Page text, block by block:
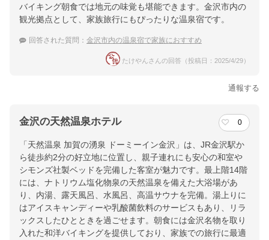
バイキング朝食では地元の味覚も堪能できます。金沢市内の
観光拠点として、家族旅行にもぴったりな温泉宿です。
回答された質問： 金沢市内の温泉宿で家族におすすめ
たけやんさんの回答（投稿日：2025/4/29）
通報する
金沢の天然温泉ホテル 0
「天然温泉 加賀の湧泉 ドーミーイン金沢」は、JR金沢駅か
ら徒歩約2分の好立地に位置し、親子連れにも安心の和室や
シモンズ社製ベッドを完備した客室が魅力です。最上階14階
には、ナトリウム塩化物泉の天然温泉を備えた大浴場があ
り、内湯、露天風呂、水風呂、高温サウナを完備。湯上りに
はアイスキャンディーや乳酸菌飲料のサービスもあり、リラ
ックスしたひとときを過ごせます。朝食には金沢名物を取り
入れた和洋バイキングを提供しており、家族での旅行に最適